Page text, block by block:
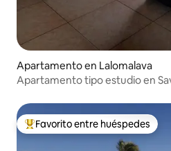
Apartamento en Lalomalava
Apartamento tipo estudio en
Favorito entre huéspedes
Favorito entre huéspedes